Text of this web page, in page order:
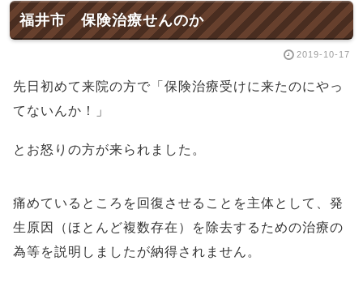
福井市 保険治療せんのか
2019-10-17
先日初めて来院の方で「保険治療受けに来たのにやっ
てないんか！」
とお怒りの方が来られました。
痛めているところを回復させることを主体として、発
生原因（ほとんど複数存在）を除去するための治療の
為等を説明しましたが納得されません。